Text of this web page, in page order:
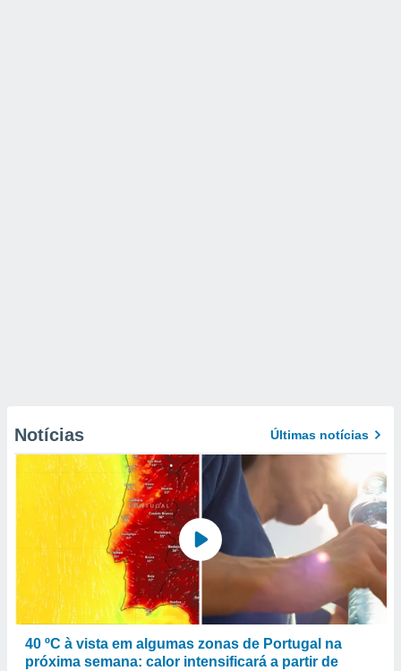
Notícias Últimas notícias
40 ºC à vista em algumas zonas de Portugal na
próxima semana: calor intensificará a partir de